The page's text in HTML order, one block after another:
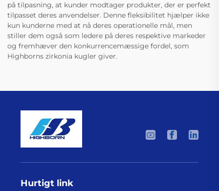
på tilpasning, at kunder modtager produkter, der er perfekt
tilpasset deres anvendelser. Denne fleksibilitet hjælper ikke
kun kunderne med at nå deres operationelle mål, men
stiller dem også som ledere på deres respektive markeder
og fremhæver den konkurrencemæssige fordel, som
Highborns zirkonia kugler giver.
Hurtigt link